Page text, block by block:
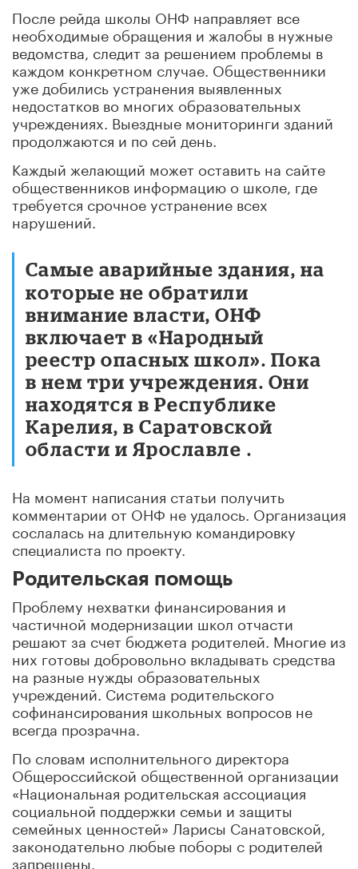
После рейда школы ОНФ направляет все
необходимые обращения и жалобы в нужные
ведомства, следит за решением проблемы в
каждом конкретном случае. Общественники
уже добились устранения выявленных
недостатков во многих образовательных
учреждениях. Выездные мониторинги зданий
продолжаются и по сей день.
Каждый желающий может оставить на сайте
общественников информацию о школе, где
требуется срочное устранение всех
нарушений.
Самые аварийные здания, на
которые не обратили
внимание власти, ОНФ
включает в «Народный
реестр опасных школ». Пока
в нем три учреждения. Они
находятся в Республике
Карелия, в Саратовской
области и Ярославле .
На момент написания статьи получить
комментарии от ОНФ не удалось. Организация
сослалась на длительную командировку
специалиста по проекту.
Родительская помощь
Проблему нехватки финансирования и
частичной модернизации школ отчасти
решают за счет бюджета родителей. Многие из
них готовы добровольно вкладывать средства
на разные нужды образовательных
учреждений. Система родительского
софинансирования школьных вопросов не
всегда прозрачна.
По словам исполнительного директора
Общероссийской общественной организации
«Национальная родительская ассоциация
социальной поддержки семьи и защиты
семейных ценностей» Ларисы Санатовской,
законодательно любые поборы с родителей
запрещены.